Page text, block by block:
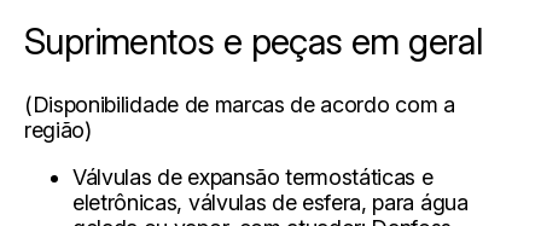
Suprimentos e peças em geral
(Disponibilidade de marcas de acordo com a
região)
Válvulas de expansão termostáticas e
eletrônicas, válvulas de esfera, para água